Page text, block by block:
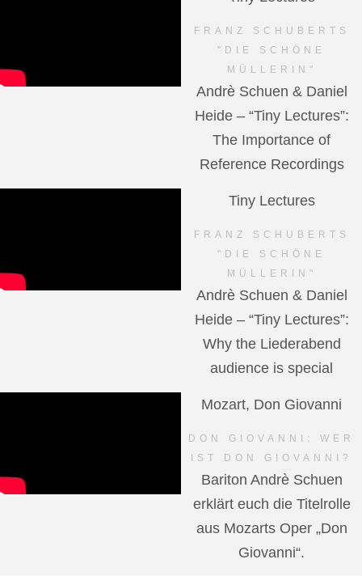
FRANZ SCHUBERTS
"DIE SCHÖNE
MÜLLERIN"
Andrè Schuen & Daniel
Heide – “Tiny Lectures”:
The Importance of
Reference Recordings
Tiny Lectures
FRANZ SCHUBERTS
"DIE SCHÖNE
MÜLLERIN"
Andrè Schuen & Daniel
Heide – “Tiny Lectures”:
Why the Liederabend
audience is special
Mozart, Don Giovanni
DON GIOVANNI: WER
IST DON GIOVANNI?
Bariton Andrè Schuen
erklärt euch die Titelrolle
aus Mozarts Oper „Don
Giovanni“.